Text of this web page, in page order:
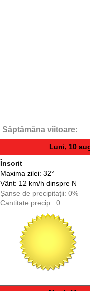
Săptămâna viitoare:
Luni, 10
Însorit
Maxima zilei: 32°
Vânt: 12 km/h dinspreN
Șanse de precipitații: 0%
Cantitate precip.: 0